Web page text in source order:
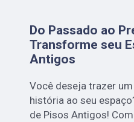
Do Passado ao
Transforme seu
Antigos
Você deseja trazer
história ao seu
de Pisos Antigos!